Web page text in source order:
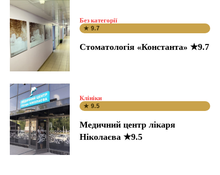
Без категорії
★ 9.7
Стоматологія «Константа» ★9.7
Клініки
★ 9.5
Медичний центр лікаря
Ніколаєва ★9.5